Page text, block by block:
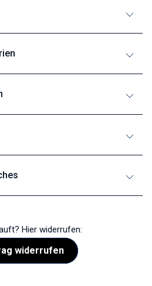
Hier widerrufen:
widerrufen